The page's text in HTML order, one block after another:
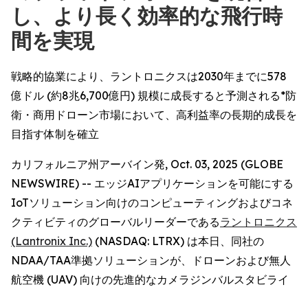
し、より長く効率的な飛行時
間を実現
戦略的協業により、ラントロニクスは2030年までに578
億ドル (約8兆6,700億円) 規模に成長すると予測される*防
衛・商用ドローン市場において、高利益率の長期的成長を
目指す体制を確立
カリフォルニア州アーバイン発, Oct. 03, 2025 (GLOBE
NEWSWIRE) -- エッジAIアプリケーションを可能にする
IoTソリューション向けのコンピューティングおよびコネ
クティビティのグローバルリーダーであるラントロニクス
(Lantronix Inc.) (NASDAQ: LTRX) は本日、同社の
NDAA/TAA準拠ソリューションが、ドローンおよび無人
航空機 (UAV) 向けの先進的なカメラジンバルスタビライ